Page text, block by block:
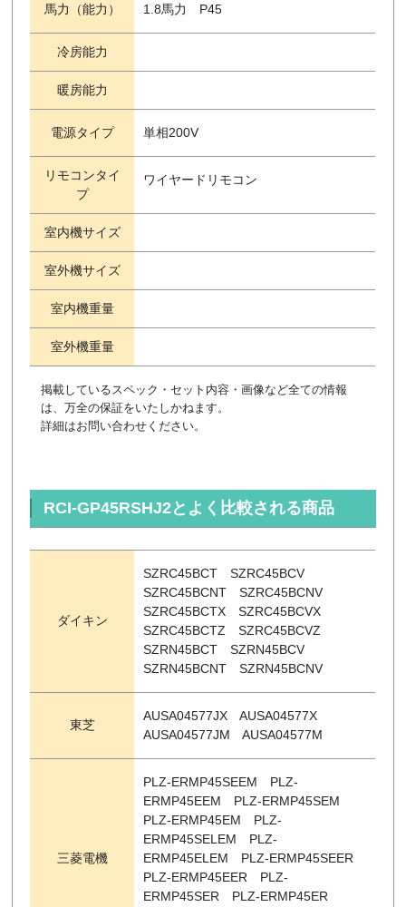
馬力（能力） 1.8馬力 P45
冷房能力
暖房能力
電源タイプ 単相200V
リモコンタイ
プ
ワイヤードリモコン
室内機サイズ
室外機サイズ
室内機重量
室外機重量
掲載しているスペック・セット内容・画像など全ての情報
は、万全の保証をいたしかねます。
詳細はお問い合わせください。
RCI-GP45RSHJ2とよく比較される商品
ダイキン
SZRC45BCT SZRC45BCV
SZRC45BCNT SZRC45BCNV
SZRC45BCTX SZRC45BCVX
SZRC45BCTZ SZRC45BCVZ
SZRN45BCT SZRN45BCV
SZRN45BCNT SZRN45BCNV
東芝
AUSA04577JX AUSA04577X
AUSA04577JM AUSA04577M
三菱電機
PLZ-ERMP45SEEM PLZ-
ERMP45EEM PLZ-ERMP45SEM
PLZ-ERMP45EM PLZ-
ERMP45SELEM PLZ-
ERMP45ELEM PLZ-ERMP45SEER
PLZ-ERMP45EER PLZ-
ERMP45SER PLZ-ERMP45ER